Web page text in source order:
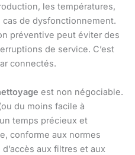
les températures,
de dysfonctionnement.
préventive peut éviter des
de service. C’est
connectés.
est non négociable.
du moins facile à
temps précieux et
conforme aux normes
aux filtres et aux